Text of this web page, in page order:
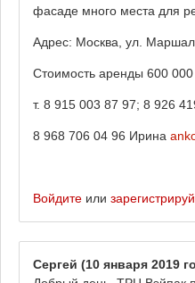
фасаде много места для
Адрес: Москва, ул.
Стоимость аренды 600
т. 8 915 003 87 97; 8 926
8 968 706 04 96 Ирина
Войдите или
Сергей (10 января 2019